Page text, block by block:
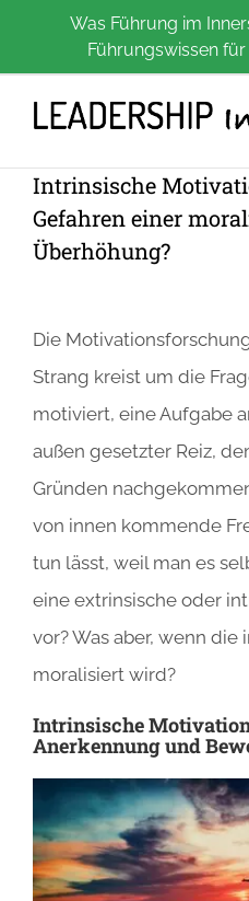
Was Führung im
Führungswissen
Intrinsische
Gefahren einer
Überhöhung?
Die
Strang kreist um die
motiviert, eine Aufgabe
außen gesetzter Reiz,
Gründen
von innen kommende
tun lässt, weil man es
eine extrinsische oder
vor? Was aber, wenn
moralisiert wird?
Intrinsische
Anerkennung und